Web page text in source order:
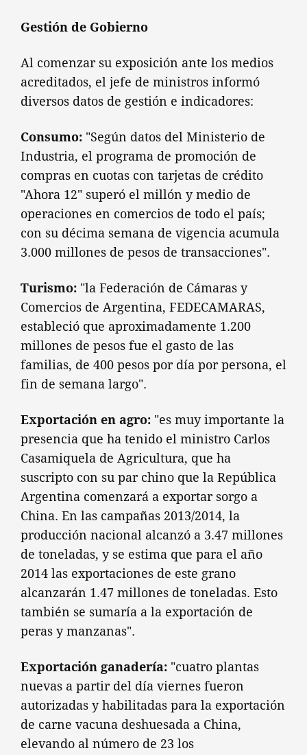
Gestión de Gobierno
Al comenzar su exposición ante los medios
acreditados, el jefe de ministros informó
diversos datos de gestión e indicadores:
Consumo: "Según datos del Ministerio de
Industria, el programa de promoción de
compras en cuotas con tarjetas de crédito
"Ahora 12" superó el millón y medio de
operaciones en comercios de todo el país;
con su décima semana de vigencia acumula
3.000 millones de pesos de transacciones".
Turismo: "la Federación de Cámaras y
Comercios de Argentina, FEDECAMARAS,
estableció que aproximadamente 1.200
millones de pesos fue el gasto de las
familias, de 400 pesos por día por persona, el
fin de semana largo".
Exportación en agro: "es muy importante la
presencia que ha tenido el ministro Carlos
Casamiquela de Agricultura, que ha
suscripto con su par chino que la República
Argentina comenzará a exportar sorgo a
China. En las campañas 2013/2014, la
producción nacional alcanzó a 3.47 millones
de toneladas, y se estima que para el año
2014 las exportaciones de este grano
alcanzarán 1.47 millones de toneladas. Esto
también se sumaría a la exportación de
peras y manzanas".
Exportación ganadería: "cuatro plantas
nuevas a partir del día viernes fueron
autorizadas y habilitadas para la exportación
de carne vacuna deshuesada a China,
elevando al número de 23 los